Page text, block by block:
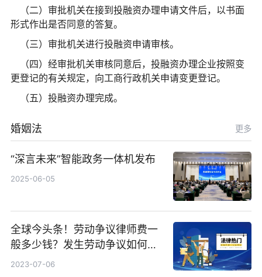
（二）审批机关在接到投融资办理申请文件后，以书面
形式作出是否同意的答复。
（三）审批机关进行投融资申请审核。
（四）经审批机关审核同意后，投融资办理企业按照变
更登记的有关规定，向工商行政机关申请变更登记。
（五）投融资办理完成。
婚姻法 更多
“深言未来”智能政务一体机发布
2025-06-05
全球今头条！劳动争议律师费一
般多少钱？发生劳动争议如何算
工资？
2023-07-06